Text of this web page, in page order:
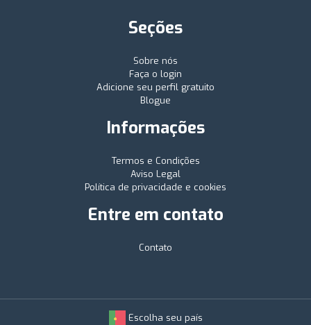
Seções
Sobre nós
Faça o login
Adicione seu perfil gratuito
Blogue
Informações
Termos e Condições
Aviso Legal
Política de privacidade e cookies
Entre em contato
Contato
Escolha seu país